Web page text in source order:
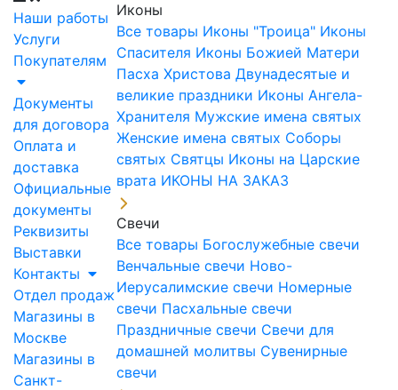
Наши работы
Услуги
Покупателям
Документы
для договора
Оплата и
доставка
Официальные
документы
Реквизиты
Выставки
Контакты
Отдел продаж
Магазины в
Москве
Магазины в
Санкт-
Иконы
Все товары Иконы "Троица" Иконы
Спасителя Иконы Божией Матери
Пасха Христова Двунадесятые и
великие праздники Иконы Ангела-
Хранителя Мужские имена святых
Женские имена святых Соборы
святых Святцы Иконы на Царские
врата ИКОНЫ НА ЗАКАЗ
Свечи
Все товары Богослужебные свечи
Венчальные свечи Ново-
Иерусалимские свечи Номерные
свечи Пасхальные свечи
Праздничные свечи Свечи для
домашней молитвы Сувенирные
свечи